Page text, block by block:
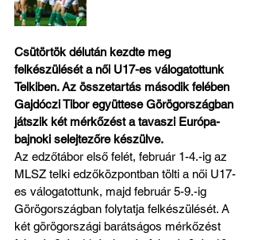
Csütörtök délután kezdte meg
felkészülését a női U17-es válogatottunk
Telkiben. Az összetartás második felében
Gajdóczi Tibor együttese Görögországban
játszik két mérkőzést a tavaszi Európa-
bajnoki selejtezőre készülve.
Az edzőtábor első felét, február 1-4.-ig az
MLSZ telki edzőközpontban tölti a női U17-
es válogatottunk, majd február 5-9.-ig
Görögországban folytatja felkészülését. A
két görögországi barátságos mérkőzést